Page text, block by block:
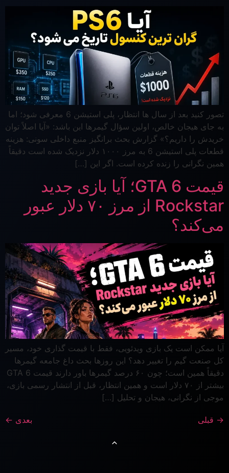
تصور کنید بعد از سال ها انتظار، پلی استیشن 6 معرفی شود؛ اما
به جای هیجان خالص، اولین سؤال گیمرها این باشد: «آیا اصلاً توان
خریدش را داریم؟» گزارش بحث برانگیز منبع داخلی سونی: هزینه
قطعات پلی استیشن 6 به مرز ۱۰۰۰ دلار نزدیک شده است دقیقاً
همین نگرانی را زنده کرده است. اگر این […]
قیمت GTA 6؛ آیا بازی جدید
Rockstar از مرز ۷۰ دلار عبور
می‌کند؟
آیا ممکن است یک بازی ویدئویی، فقط با قیمت گذاری خود، مسیر
کل صنعت گیم را تغییر دهد؟ این روزها بحث داغ جامعه گیمرها
دقیقاً همین است؛ چون ۶۰ درصد گیمرها باور دارند قیمت GTA 6
بیشتر از ۷۰ دلار است و همین انتظار، قبل از انتشار رسمی بازی،
موجی از نگرانی، هیجان و تحلیل […]
→ قبلی بعدی ←